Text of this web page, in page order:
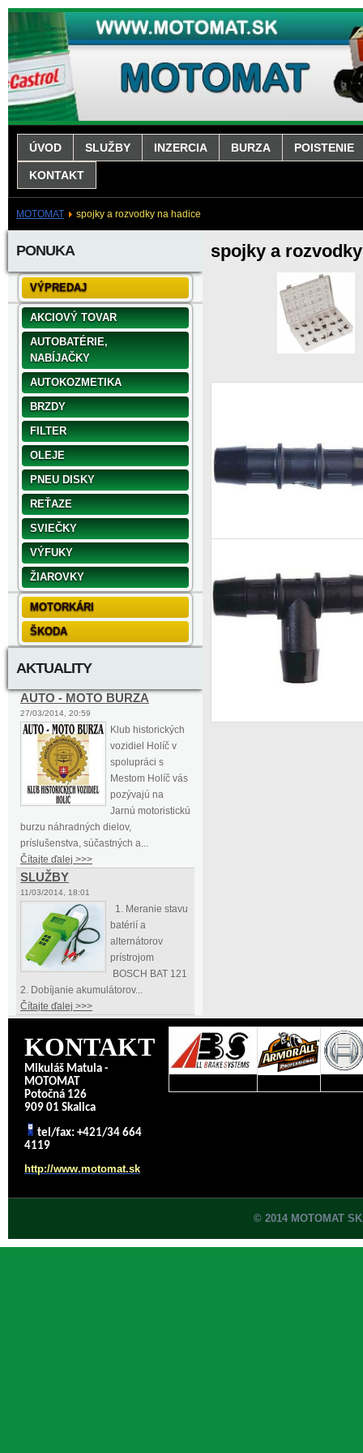
ÚVOD SLUŽBY INZERCIA BURZA POISTENIE
KONTAKT
MOTOMAT spojky a rozvodky na hadice
PONUKA
VÝPREDAJ
AKCIOVÝ TOVAR
AUTOBATÉRIE,
NABÍJAČKY
AUTOKOZMETIKA
BRZDY
FILTER
OLEJE
PNEU DISKY
REŤAZE
SVIEČKY
VÝFUKY
ŽIAROVKY
MOTORKÁRI
ŠKODA
AKTUALITY
AUTO - MOTO BURZA
27/03/2014, 20:59
Klub historických
vozidiel Holíč v
spolupráci s
Mestom Holíč vás
pozývajú na
Jarnú motoristickú
burzu náhradných dielov,
príslušenstva, súčastných a...
Čítajte ďalej >>>
SLUŽBY
11/03/2014, 18:01
1. Meranie stavu
batérií a
alternátorov
prístrojom
BOSCH BAT 121
2. Dobíjanie akumulátorov...
Čítajte ďalej >>>
spojky a
KONTAKT
Mikuláš Matula -
MOTOMAT
Potočná 126
909 01 Skalica
tel/fax: +421/34 664
4119
http://www.motomat.sk
© 2014